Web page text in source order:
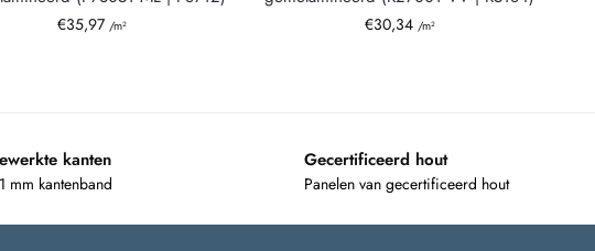
€35,97 /m² €30,34 /m²
kanten
mm kantenband
Gecertificeerd hout
Panelen van gecertificeerd hout